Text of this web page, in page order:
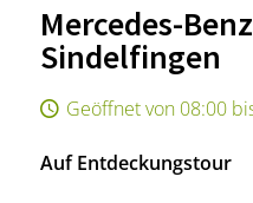
Mercedes-
Sindelfingen
Geöffnet von 08:00
Auf Entdeckungstour